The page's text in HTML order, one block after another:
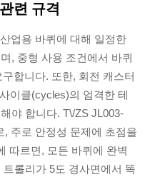
련 규격
업용 바퀴에 대해 일정한
, 중형 사용 조건에서 바퀴
합니다. 또한, 회전 캐스터
이클(cycles)의 엄격한 테
야 합니다. T\/ZS JL003-
, 주로 안정성 문제에 초점을
따르면, 모든 바퀴에 완벽
롤리가 5도 경사면에서 똑